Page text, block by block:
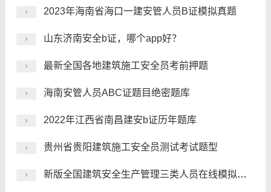
2023年海南省海口一建安管人员B证模拟真题
山东济南安全b证，哪个app好？
最新全国各地建筑施工安全员考前押题
海南安管人员ABC证题目绝密题库
2022年江西省南昌建安b证历年题库
贵州省贵阳建筑施工安全员测试考试题型
新版全国建筑安全生产管理三类人员在线模拟模拟练习题